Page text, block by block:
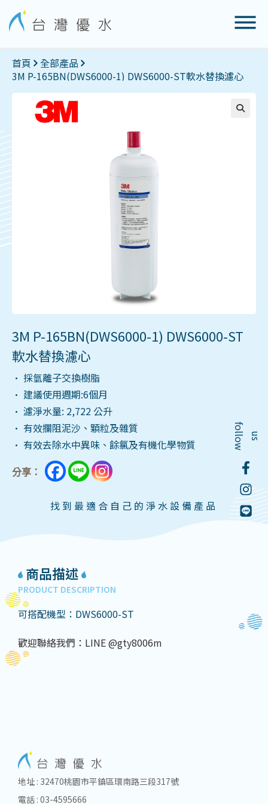
f
o l
l
o
w u
s
首頁
全部產品
3M P-165BN(DWS6000-1) DWS6000-ST軟水替換濾心
3M P-165BN(DWS6000-1) DWS6000-ST
軟水替換濾心
• 採氫離子交換樹脂
• 建議使用週期:6個月
• 濾淨水量: 2,722 公升
• 有效攔阻泥沙、顆粒及雜質
• 有效去除水中異味、餘氯及有機化學物質
分享：
找到最適合自己的淨水設備產品
商品描述
PRODUCT DESCRIPTION
可搭配機型：DWS6000-ST
歡迎聯絡我們：LINE @gty8006m
地址 : 32470桃園市平鎮區環南路三段317號
電話 : 03-4595666